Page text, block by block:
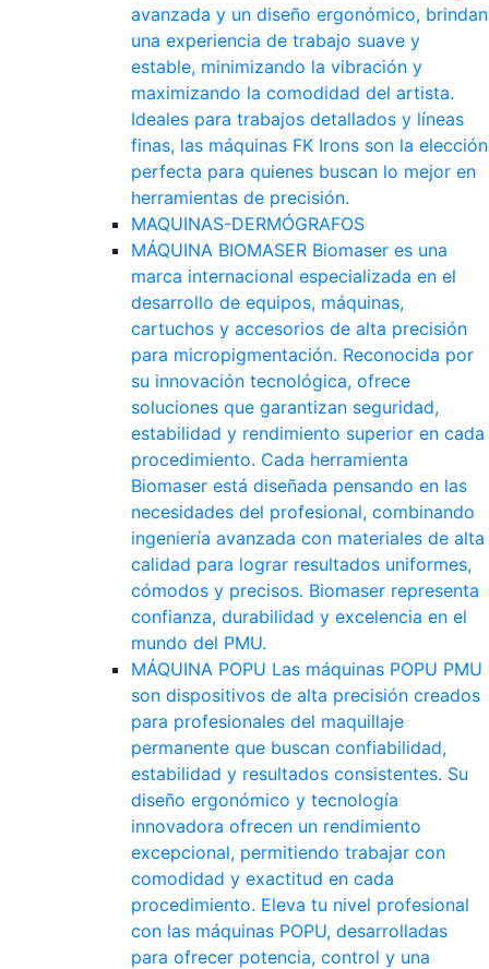
avanzada y un diseño ergonómico, brindan
una experiencia de trabajo suave y
estable, minimizando la vibración y
maximizando la comodidad del artista.
Ideales para trabajos detallados y líneas
finas, las máquinas FK Irons son la elección
perfecta para quienes buscan lo mejor en
herramientas de precisión.
MAQUINAS-DERMÓGRAFOS
MÁQUINA BIOMASER Biomaser es una
marca internacional especializada en el
desarrollo de equipos, máquinas,
cartuchos y accesorios de alta precisión
para micropigmentación. Reconocida por
su innovación tecnológica, ofrece
soluciones que garantizan seguridad,
estabilidad y rendimiento superior en cada
procedimiento. Cada herramienta
Biomaser está diseñada pensando en las
necesidades del profesional, combinando
ingeniería avanzada con materiales de alta
calidad para lograr resultados uniformes,
cómodos y precisos. Biomaser representa
confianza, durabilidad y excelencia en el
mundo del PMU.
MÁQUINA POPU Las máquinas POPU PMU
son dispositivos de alta precisión creados
para profesionales del maquillaje
permanente que buscan confiabilidad,
estabilidad y resultados consistentes. Su
diseño ergonómico y tecnología
innovadora ofrecen un rendimiento
excepcional, permitiendo trabajar con
comodidad y exactitud en cada
procedimiento. Eleva tu nivel profesional
con las máquinas POPU, desarrolladas
para ofrecer potencia, control y una